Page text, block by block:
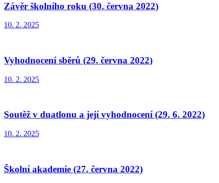
Závěr školního roku (30. června 2022)
10. 2. 2025
Vyhodnocení sběrů (29. června 2022)
10. 2. 2025
Soutěž v duatlonu a její vyhodnocení (29. 6. 2022)
10. 2. 2025
Školní akademie (27. června 2022)